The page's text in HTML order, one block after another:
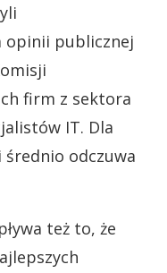
opinii publicznej
firm z sektora
IT. Dla
odczuwa
też to, że